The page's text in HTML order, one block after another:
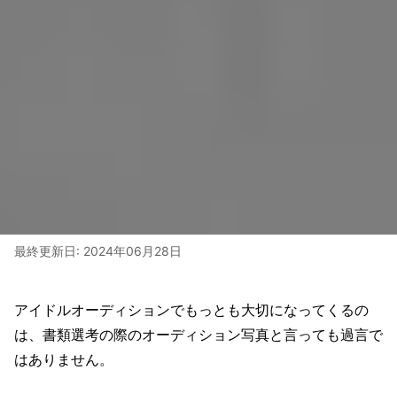
最終更新日: 2024年06月28日
アイドルオーディションでもっとも大切になってくるの
は、書類選考の際のオーディション写真と言っても過言で
はありません。